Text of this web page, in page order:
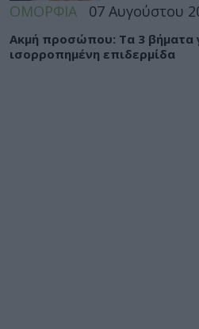
ΟΜΟΡΦΙΑ 07 Αυγούστου
Ακμή προσώπου: Τα 3 βήματα
ισορροπημένη επιδερμίδα